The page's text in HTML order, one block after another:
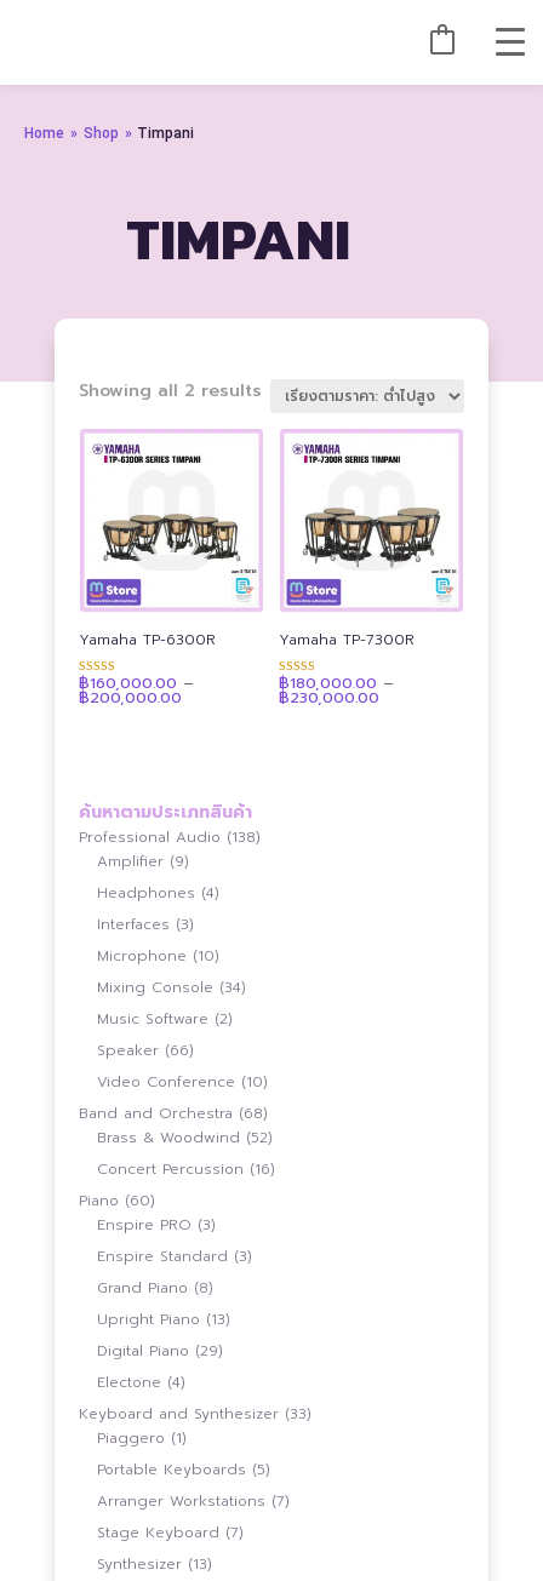
Home » Shop » Timpani
TIMPANI
Showing all 2 resultsSorted
price:
Yamaha TP-6300R
ให้คะแนน
4.92
ตั้งแต่ 1-5
฿160,000.00 –
฿200,000.00Price
Yamaha TP-7300R
ให้คะแนน
4.92
ตั้งแต่ 1-5
฿180,000.00 –
฿230,000.00
ค้นหาตามประเภทสินค้า
Professional Audio 138138
Amplifier 99
สินค้า
Headphones 44
Interfaces 33
สินค้า
Microphone 1010
สินค้า
Mixing Console 3434
Music Software 22
Speaker 6666
Video Conference 1010
สินค้า
Band and Orchestra 6868
สินค้า
Brass & Woodwind 5252
สินค้า
Concert Percussion 1616
Piano 6060
สินค้า
Enspire PRO 33
สินค้า
Enspire Standard 33
Grand Piano 88
สินค้า
Upright Piano 1313
Digital Piano 2929
Electone 44
สินค้า
Keyboard and Synthesizer 3333
Piaggero 11
สินค้า
Portable Keyboards 55
สินค้า
Arranger Workstations 77
Stage Keyboard 77
Synthesizer 1313